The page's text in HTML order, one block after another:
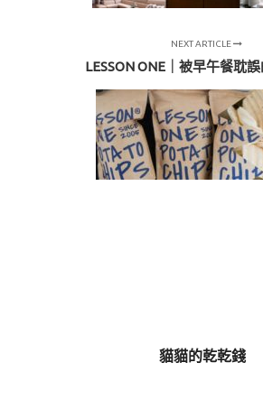
NEXT ARTICLE
LESSON ONE｜被早午餐耽
貓貓的乾乾錢